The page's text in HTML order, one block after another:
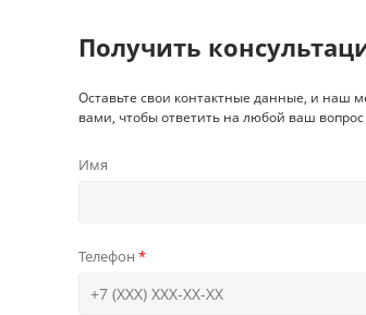
Получить
Оставьте свои контактные данные, и наш
вами, чтобы ответить на любой ваш
Имя
Телефон